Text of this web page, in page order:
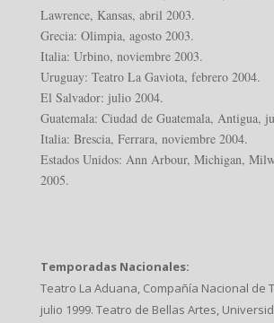
Lawrence, Kansas, abril 2003.
Grecia: Olimpia, agosto 2003.
Italia: Urbino, noviembre 2003.
Uruguay: Teatro La Gaviota, febrero 2004.
El Salvador: julio 2004.
Guatemala: Ciudad de Guatemala, Antigua,
Italia: Brescia, Ferrara, noviembre 2004.
Estados Unidos: Ann Arbour, Michigan,
2005.
Temporadas Nacionales:
Teatro La Aduana, Compañía Nacional de
julio 1999. Teatro de Bellas Artes,